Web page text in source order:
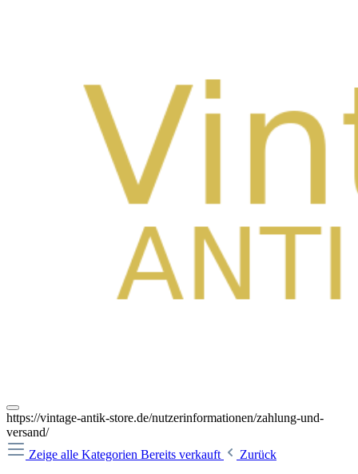
https://vintage-antik-store.de/nutzerinformationen/zahlung-und-
versand/
Zeige alle Kategorien Bereits verkauft
Zurück